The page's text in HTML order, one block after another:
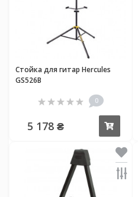
Стойка для гитар Hercules
GS526B
0
5 178 ₴